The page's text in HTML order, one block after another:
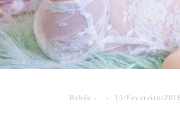
Bebês 15/Fevereiro/